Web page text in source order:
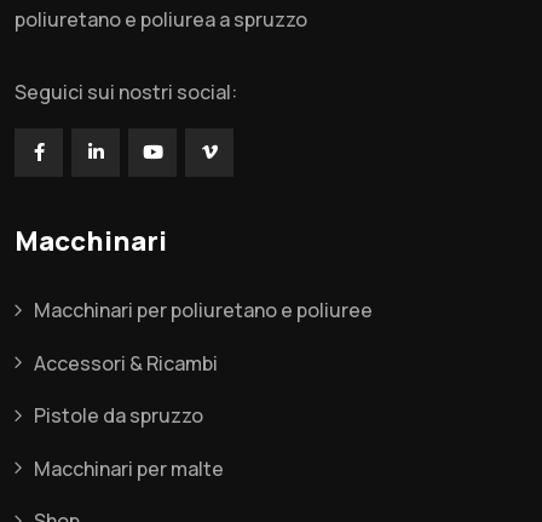
poliuretano e poliurea a spruzzo
Seguici sui nostri social:
Macchinari
Macchinari per poliuretano e poliuree
Accessori & Ricambi
Pistole da spruzzo
Macchinari per malte